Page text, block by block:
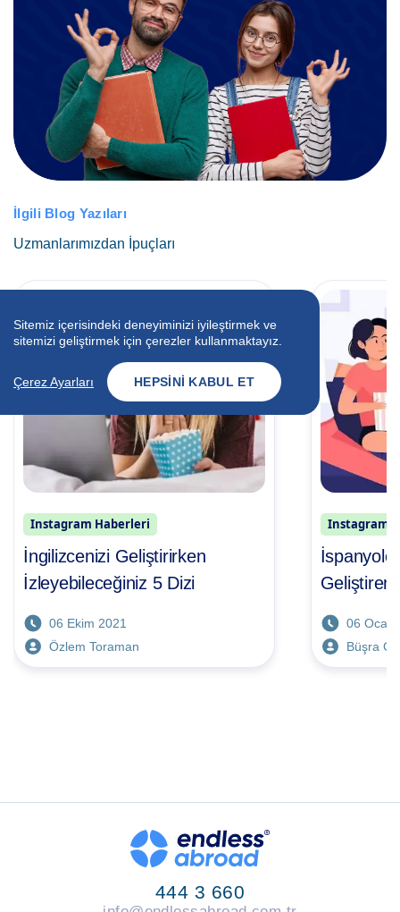
İlgili Blog Yazıları
Uzmanlarımızdan İpuçları
Instagram Haberleri
İngilizcenizi Geliştirirken
İzleyebileceğiniz 5 Dizi
06 Ekim 2021
Özlem Toraman
Instagram
Geliştiren
06 Ocak
Büşra
444 3 660
Sitemiz içerisindeki deneyiminizi iyileştirmek ve
sitemizi geliştirmek için çerezler kullanmaktayız.
Çerez Ayarları HEPSINI KABUL ET